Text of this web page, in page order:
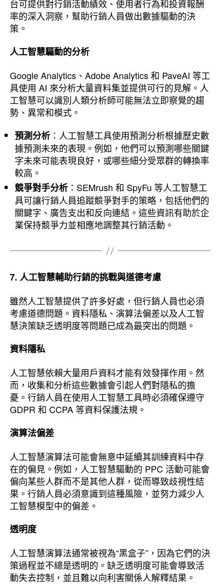
台可提供對行銷活動績效、使用者行為和投資報酬
率的深入洞察，幫助行銷人員做出數據驅動的決
策。
人工智慧驅動的分析
Google Analytics、Adobe Analytics 和 PaveAI 等工
具使用 AI 來分析大量資料集並提供可行的見解。人
工智慧可以識別人類分析師可能無法立即察覺的趨
勢、異常和模式。
預測分析 ：人工智慧工具使用預測分析根據歷史數
據預測未來的表現。例如，他們可以預測哪些關鍵
字未來可能表現良好，或哪些細分受眾群的轉換率
較高。
競爭對手分析 ：SEMrush 和 SpyFu 等人工智慧工
具可讓行銷人員追蹤競爭對手的策略，包括他們的
關鍵字、廣告支出和反向連結。這些資訊有助於企
業保持競爭力並相應地調整其行銷活動。
7. 人工智慧輔助行銷的挑戰與道德考慮
雖然人工智慧提供了許多好處，但行銷人員也必須
考慮道德問題。資料隱私、演算法偏差以及人工智
慧決策缺乏透明度等問題已成為最突出的問題。
資料隱私
人工智慧依賴大量用戶資料才能有效發揮作用。然
而，收集和分析這些數據會引起人們對隱私的擔
憂。行銷人員在使用人工智慧工具時必須確保遵守
GDPR 和 CCPA 等資料保護法規。
演算法偏差
人工智慧演算法可能會無意中延續其訓練資料中存
在的偏見。例如，人工智慧驅動的 PPC 活動可能會
偏向某些人群而不是其他人群，從而導致歧視性結
果。行銷人員必須意識到這種風險，並努力減少人
工智慧模型中的偏差。
透明度
人工智慧演算法通常被視為“黑盒子”，因為它們的決
策過程並不總是透明的。缺乏透明度可能會導致活
動失去控制，並且難以向利害關係人解釋結果。